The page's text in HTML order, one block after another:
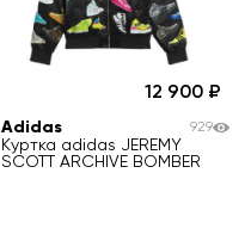
12 900
Adidas
Куртка adidas JEREMY
SCOTT ARCHIVE BOMBER
929